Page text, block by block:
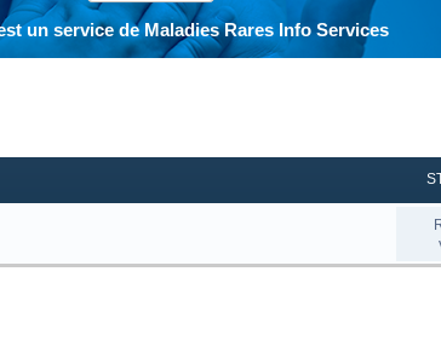
un service de Maladies Rares Info Services